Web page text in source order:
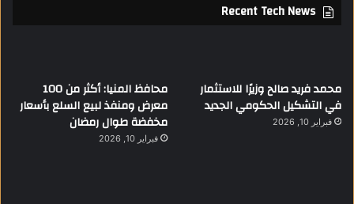
Recent Tech News
محمد فريد صالح وزيرًا للاستثمار
في التشكيل الحكومي الجديد
فبراير 10, 2026
محافظ المنيا: أكثر من 100
معرض ومنفذ لبيع السلع بأسعار
مخفضة طوال رمضان
فبراير 10, 2026